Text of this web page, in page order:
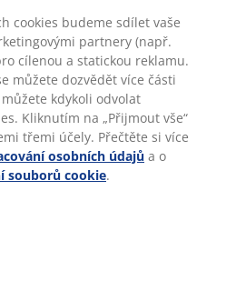
A MOTIVUJÍCÍ
zejména na náročné období
všechny prodejny zavřené a
se zákazníky probíhala
servis. Navzdory výraznému
a e-mailů se týmu díky
a silné spolupráci podařilo
služeb. Tato zkušenost
cookies budeme sdílet vaše
partnery (např.
cílenou a statickou reklamu.
můžete dozvědět více části
kdykoli odvolat
Kliknutím na „Přijmout vše“
třemi účely. Přečtěte si více
osobních údajů a o
souborů cookie.